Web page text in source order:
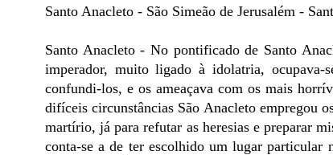
Santo Anacleto - São Simeão de Jerusalém -
Santo Anacleto - No pontificado de Santo
imperador, muito ligado à idolatria,
confundi-los, e os ameaçava com os mais
difíceis circunstâncias São Anacleto empregou
martírio, já para refutar as heresias e preparar
conta-se a de ter escolhido um lugar particular